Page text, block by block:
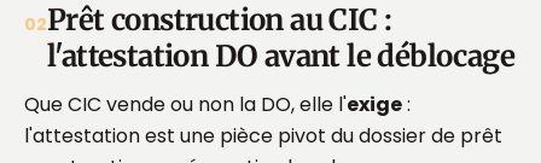
02Prêt construction au CIC :
l'attestation DO avant le déblocage
Que CIC vende ou non la DO, elle l'exige:
l'attestation est une pièce pivot du dossier de prêt